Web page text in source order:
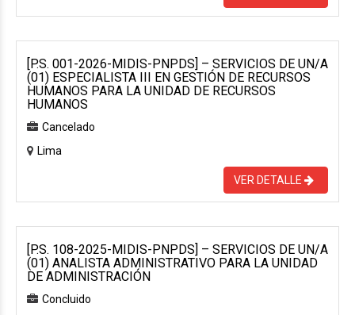
[P.S. 001-2026-MIDIS-PNPDS] – SERVICIOS DE UN/A
(01) ESPECIALISTA III EN GESTIÓN DE RECURSOS
HUMANOS PARA LA UNIDAD DE RECURSOS
HUMANOS
Cancelado
Lima
VER DETALLE
[P.S. 108-2025-MIDIS-PNPDS] – SERVICIOS DE UN/A
(01) ANALISTA ADMINISTRATIVO PARA LA UNIDAD
DE ADMINISTRACIÓN
Concluido